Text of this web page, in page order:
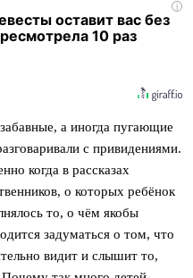
i
оставит вас без
10 раз
а иногда пугающие
с привидениями.
когда в рассказах
о которых ребёнок
то, о чём якобы
задуматься о том, что
видит и слышит то,